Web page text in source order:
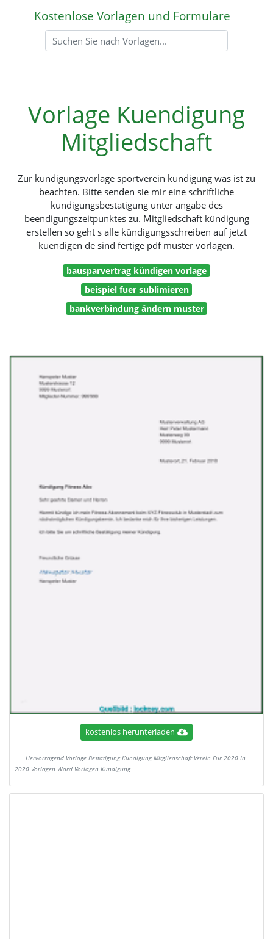
Kostenlose Vorlagen und Formulare
Vorlage Kuendigung
Mitgliedschaft
Zur kündigungsvorlage sportverein kündigung was ist zu
beachten. Bitte senden sie mir eine schriftliche
kündigungsbestätigung unter angabe des
beendigungszeitpunktes zu. Mitgliedschaft kündigung
erstellen so geht s alle kündigungsschreiben auf jetzt
kuendigen de sind fertige pdf muster vorlagen.
bausparvertrag kündigen vorlage
beispiel fuer sublimieren
bankverbindung ändern muster
kostenlos herunterladen
Hervorragend Vorlage Bestatigung Kundigung Mitgliedschaft Verein Fur 2020 In
2020 Vorlagen Word Vorlagen Kundigung